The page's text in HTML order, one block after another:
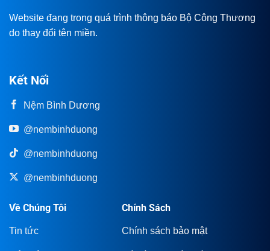
Website đang trong quá trình thông báo Bộ Công Thương
do thay đổi tên miền.
Kết Nối
Nệm Bình Dương
@nembinhduong
@nembinhduong
@nembinhduong
Về Chúng Tôi
Tin tức
Chính Sách
Chính sách bảo mật